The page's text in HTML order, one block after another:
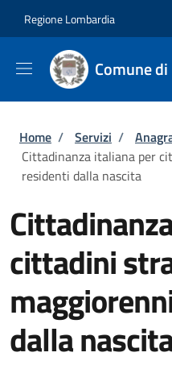
Regione Lombardia
Comune
Briciole di
Home / Servizi /
Cittadinanza italiana per
residenti dalla nascita
cittadini
dalla